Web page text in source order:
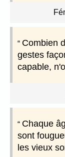
Combien
gestes
capable,
Chaque
sont
les vieux